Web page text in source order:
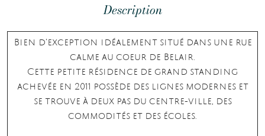
Description
Bien d’exception idéalement situé dans une rue
calme au coeur de Belair.
Cette petite résidence de grand standing
achevée en 2011 possède des lignes modernes et
se trouve à deux pas du centre-ville, des
commodités et des écoles.